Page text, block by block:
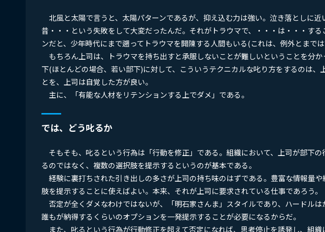
北風と太陽で言うと、太陽パターンであるが、抑え込む力は強い。泣き落としに近
昔・・・という失敗をして大変だったんだ。それがトラウマで、・・・は・・・す
ンだと、少年時代にまで遡ってトラウマを開陳する人間もいる(これは、例外とまでは
もちろん上司は、トラウマを持ち出すと承服しないことが難しいということを分
下(ほとんどの場合、若い部下)に対して、こういうテクニカルな叱り方をするのは
とを、上司は自覚した方が良い。
主に、「有能な人材をリテンションする上でダメ」である。
では、どう叱るか
そもそも、叱るという行為は「行動を修正」である。組織において、上司が部下
るのではなく、複数の選択肢を提示するというのが基本である。
経験に裏打ちされた引き出しの多さが上司の持ち味のはずである。豊富な情報量
肢を提示することに使えばよい。本来、それが上司に要求されている仕事であろう。
否定が全くダメなわけではないが、「明石家さんま」スタイルであり、ハードルは
誰もが納得するくらいのオプションを一発提示することが必要になるからだ。
また、叱るという行為が行動修正を超えて否定になれば、思考停止を誘発し、組